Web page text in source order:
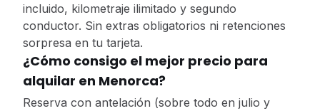
incluido, kilometraje ilimitado y segundo
conductor. Sin extras obligatorios ni retenciones
sorpresa en tu tarjeta.
¿Cómo consigo el mejor precio para
alquilar en Menorca?
Reserva con antelación (sobre todo en julio y